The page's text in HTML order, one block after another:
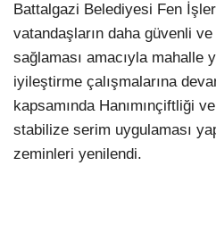
Battalgazi Belediyesi Fen
vatandaşların daha güvenli
sağlaması amacıyla mahalle
iyileştirme çalışmalarına
kapsamında Hanımınçiftliği
stabilize serim uygulaması
zeminleri yenilendi.